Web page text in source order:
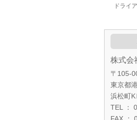
ドライ
株式会
〒105-
東京都
浜松町
TEL ：
FAX ：